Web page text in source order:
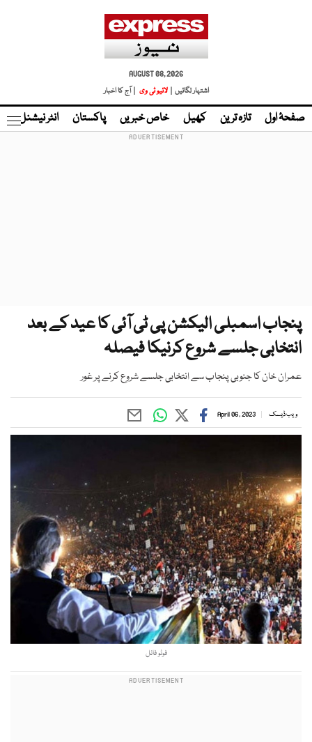
AUGUST 08, 2026
اشتہار لگائیں |
لائیو ٹی وی | آج کا اخبار
صفحۂ اول تازہ ترین کھیل خاص خبریں پاکستان انٹر نیشنل
پنجاب اسمبلی الیکشن پی ٹی آئی کا عید کے بعد
انتخابی جلسے شروع کرنیکا فیصلہ
عمران خان کا جنوبی پنجاب سے انتخابی جلسے شروع کرنے پر غور
ویب ڈیسک April 06, 2023
فوٹو فائل